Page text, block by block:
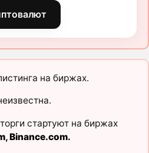
на биржах.
стартуют на биржах
,Binance.com.